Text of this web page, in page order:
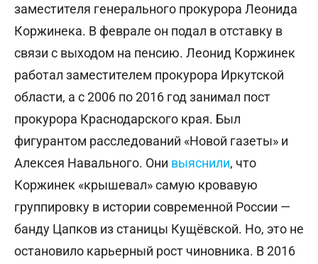
заместителя генерального прокурора Леонида
Коржинека. В феврале он подал в отставку в
связи с выходом на пенсию. Леонид Коржинек
работал заместителем прокурора Иркутской
области, а с 2006 по 2016 год занимал пост
прокурора Краснодарского края. Был
фигурантом расследований «Новой газеты» и
Алексея Навального. Они выяснили, что
Коржинек «крышевал» самую кровавую
группировку в истории современной России —
банду Цапков из станицы Кущёвской. Но, это не
остановило карьерный рост чиновника. В 2016